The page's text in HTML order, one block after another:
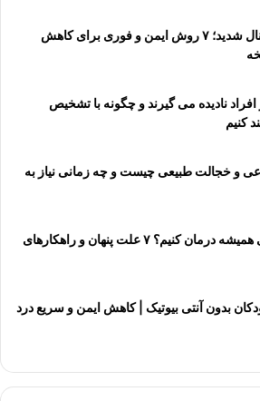
درمان خانگی عفونت واژینال شدید؛ ۷ روش ایمن و فوری برای کاهش
افراد نادیده می گیرند و چگونه با تشخیص
کنیم
و خجالت طبیعی چیست و چه زمانی نیاز به
بوی بد دهان را چگونه برای همیشه درمان کنیم؟ ۷ علت پنهان و راهکارهای
بدون آنتی بیوتیک | کاهش ایمن و سریع درد